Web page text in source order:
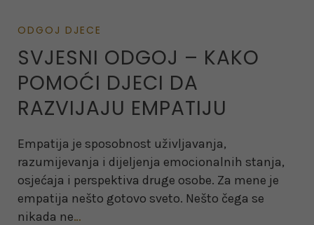
ODGOJ DJECE
SVJESNI ODGOJ – KAKO
POMOĆI DJECI DA
RAZVIJAJU EMPATIJU
Empatija je sposobnost uživljavanja,
razumijevanja i dijeljenja emocionalnih stanja,
osjećaja i perspektiva druge osobe. Za mene je
empatija nešto gotovo sveto. Nešto čega se
nikada ne…